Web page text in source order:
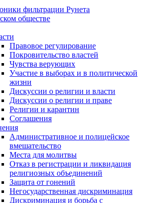
фильтрации Рунета
обществе
Правовое регулирование
Покровительство властей
Чувства верующих
Участие в выборах и в политической
жизни
Дискуссии о религии и власти
Дискуссии о религии и праве
Религии и карантин
Соглашения
Административное и полицейское
вмешательство
Места для молитвы
Отказ в регистрации и ликвидация
религиозных объединений
Защита от гонений
Негосударственная дискриминация
Дискриминация и борьба с